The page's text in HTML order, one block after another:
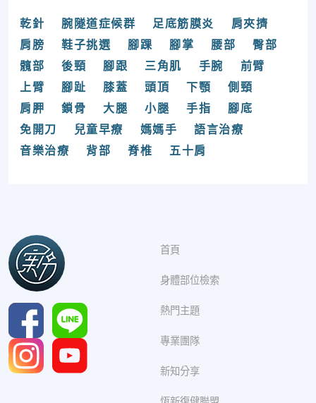
乾針 腕隧道症候群 足底筋膜炎
肩夾擠
肩膀
鞋子挑選 腳踝 腳掌 腰部
臀部
髖部
後頸 腳跟 三角肌 手腕
前臂
上臂
腳趾 膝蓋 頭頂 下顎
側頸
肩胛
鎖骨 大腿 小腿 手指
腳底
免開刀
兒童早療 媽媽手
語言治療
音樂治療
背部 脊椎 五十肩
首頁
身體部位檢索
熱門主題
專業團隊
新知分享